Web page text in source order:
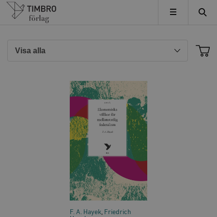
Timbro
MENY
F. A. Hayek Friedrich